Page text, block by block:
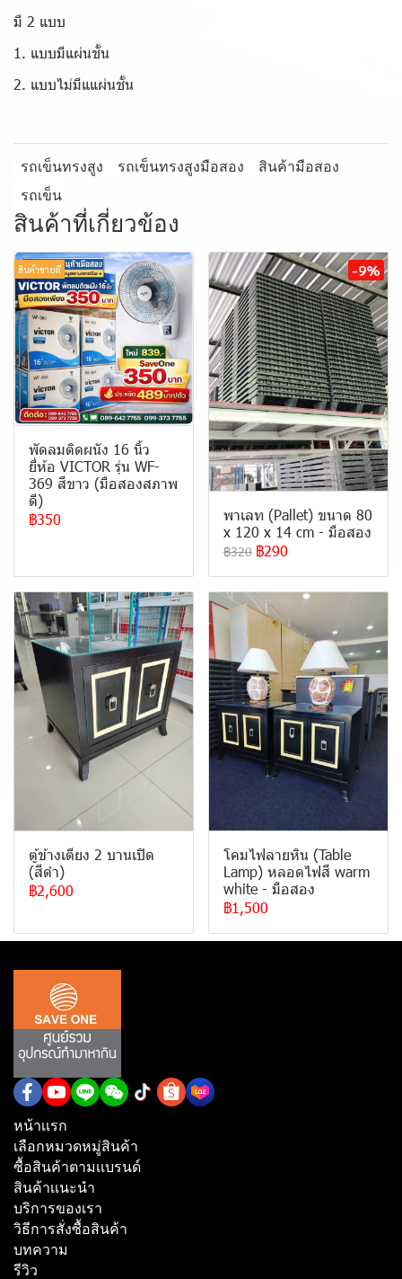
มี 2 แบบ
1. แบบมีแผ่นชั้น
2. แบบไม่มีแแผ่นชั้น
รถเข็นทรงสูง รถเข็นทรงสูงมือสอง
สินค้ามือสอง
รถเข็น
สินค้าที่เกี่ยวข้อง
สินค้าขายดี
พัดลมติดผนัง 16 นิ้ว
ยี่ห้อ VICTOR รุ่น WF-
369 สีขาว (มือสองสภาพ
ดี)
฿350
-9%
พาเลท (Pallet) ขนาด 80
x 120 x 14 cm - มือสอง
฿320 ฿290
ตู้ข้างเตียง 2 บานเปิด
(สีดำ)
฿2,600
โคมไฟลายหิน (Table
Lamp) หลอดไฟสี warm
white - มือสอง
฿1,500
หน้าเเรก
เลือกหมวดหมู่สินค้า
ซื้อสินค้าตามเเบรนด์
สินค้าเเนะนำ
บริการของเรา
วิธีการสั่งซื้อสินค้า
บทความ
รีวิว